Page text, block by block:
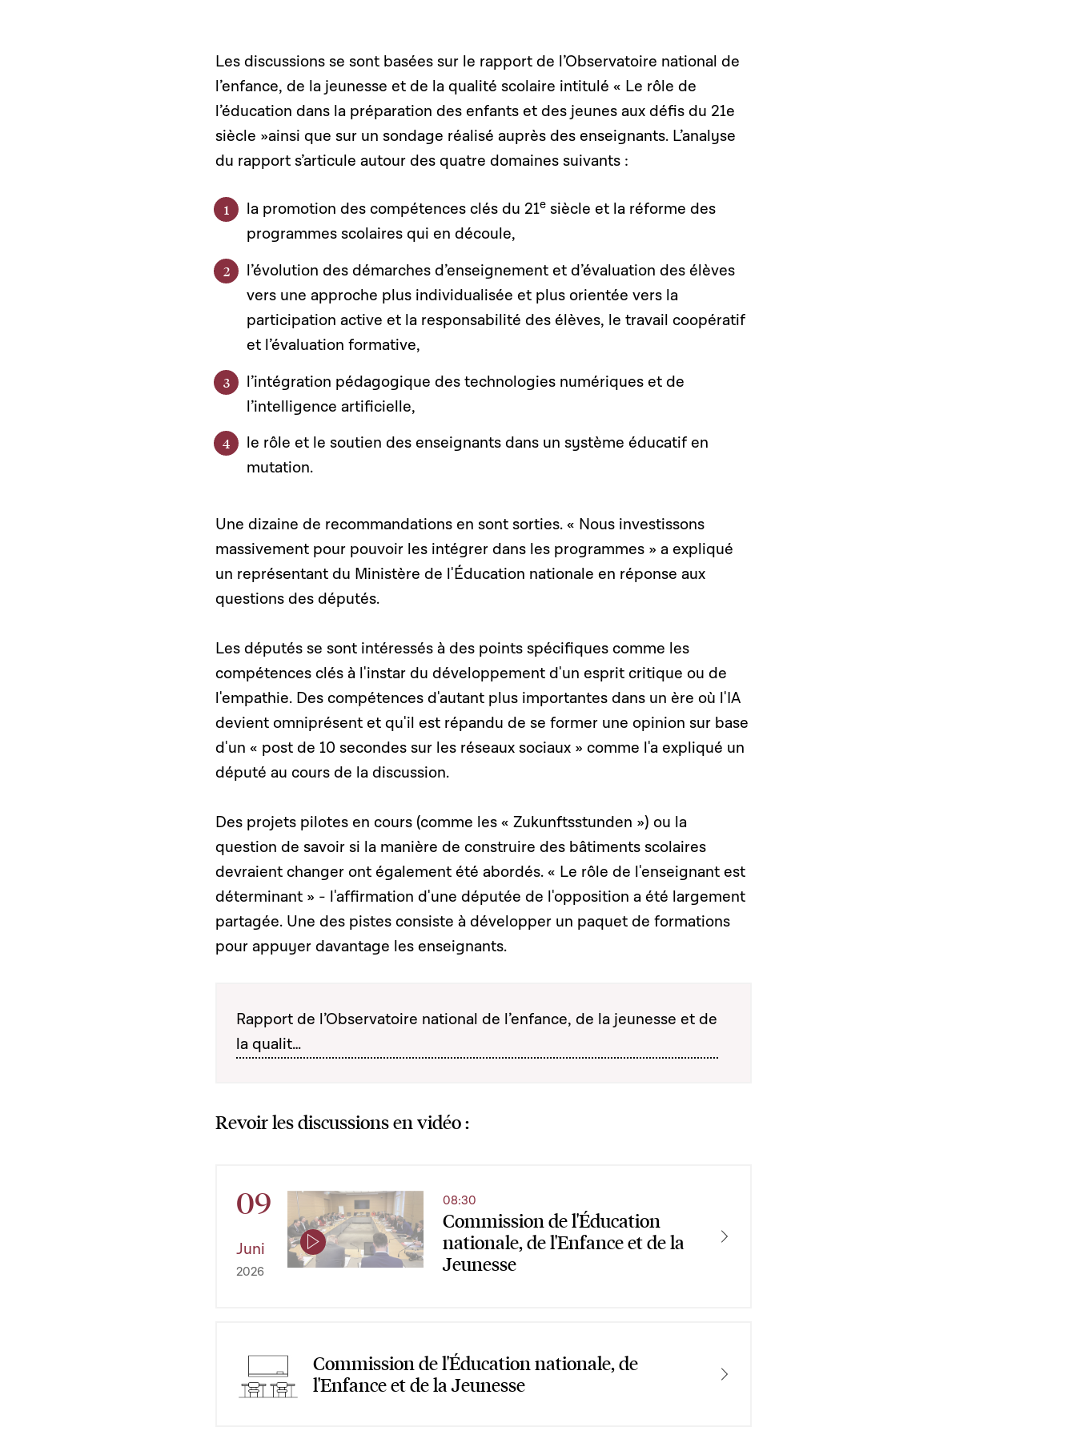
Les discussions se sont basées sur le rapport de l’Observatoire national de
l’enfance, de la jeunesse et de la qualité scolaire intitulé « Le rôle de
l’éducation dans la préparation des enfants et des jeunes aux défis du 21e
siècle »ainsi que sur un sondage réalisé auprès des enseignants. L’analyse
du rapport s’articule autour des quatre domaines suivants :
la promotion des compétences clés du 21e siècle et la réforme des
programmes scolaires qui en découle,
l’évolution des démarches d’enseignement et d’évaluation des élèves
vers une approche plus individualisée et plus orientée vers la
participation active et la responsabilité des élèves, le travail coopératif
et l’évaluation formative,
l’intégration pédagogique des technologies numériques et de
l’intelligence artificielle,
le rôle et le soutien des enseignants dans un système éducatif en
mutation.
Une dizaine de recommandations en sont sorties. « Nous investissons
massivement pour pouvoir les intégrer dans les programmes » a expliqué
un représentant du Ministère de l'Éducation nationale en réponse aux
questions des députés.
Les députés se sont intéressés à des points spécifiques comme les
compétences clés à l'instar du développement d'un esprit critique ou de
l'empathie. Des compétences d'autant plus importantes dans un ère où l'IA
devient omniprésent et qu'il est répandu de se former une opinion sur base
d'un « post de 10 secondes sur les réseaux sociaux » comme l'a expliqué un
député au cours de la discussion.
Des projets pilotes en cours (comme les « Zukunftsstunden ») ou la
question de savoir si la manière de construire des bâtiments scolaires
devraient changer ont également été abordés. « Le rôle de l'enseignant est
déterminant » - l'affirmation d'une députée de l'opposition a été largement
partagée. Une des pistes consiste à développer un paquet de formations
pour appuyer davantage les enseignants.
Rapport de l’Observatoire national de l’enfance, de la jeunesse et de
la qualit…
Revoir les discussions en vidéo :
09
Juni
2026
Commission de l'Éducation
nationale, de l'Enfance et de la
Jeunesse
08:30
Commission de l'Éducation nationale, de
l'Enfance et de la Jeunesse